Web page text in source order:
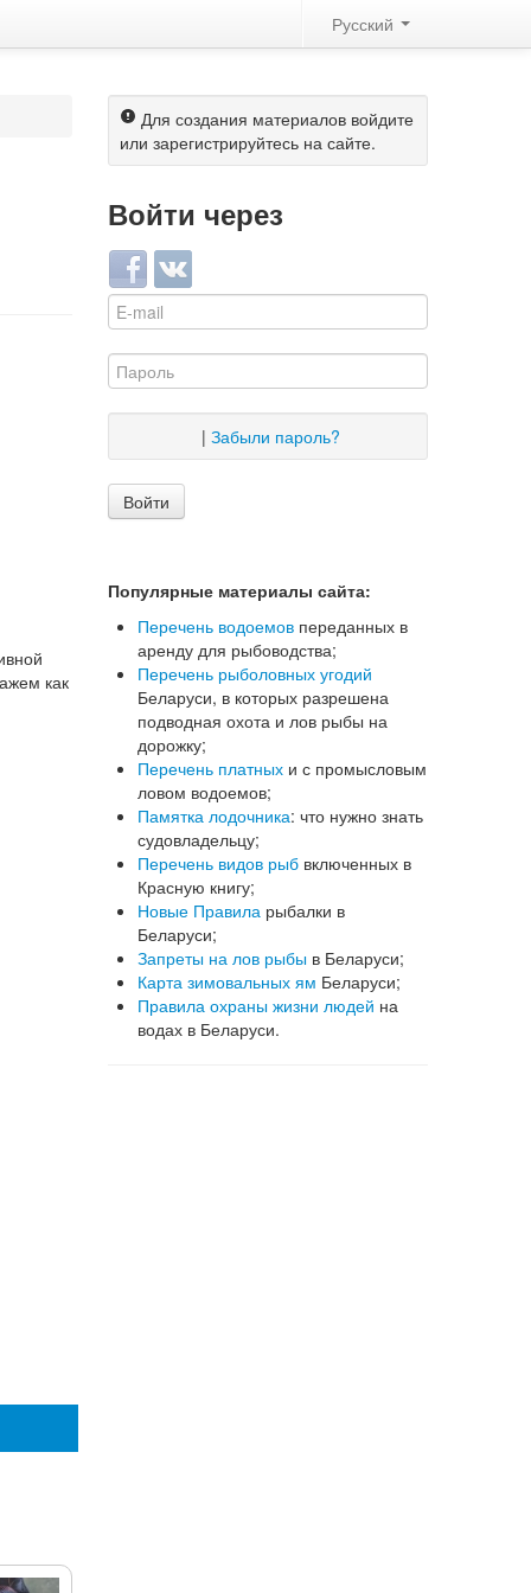
Русский
как
Для создания материалов войдите
или зарегистрируйтесь на сайте.
Войти через
Login with Facebook
Login with ВКонтакте
| Забыли пароль?
Войти
Популярные материалы сайта:
Перечень водоемов переданных в
аренду для рыбоводства;
Перечень рыболовных угодий
Беларуси, в которых разрешена
подводная охота и лов рыбы на
дорожку;
Перечень платных и с промысловым
ловом водоемов;
Памятка лодочника: что нужно знать
судовладельцу;
Перечень видов рыб включенных в
Красную книгу;
Новые Правила рыбалки в
Беларуси;
Запреты на лов рыбы в Беларуси;
Карта зимовальных ям Беларуси;
Правила охраны жизни людей на
водах в Беларуси.